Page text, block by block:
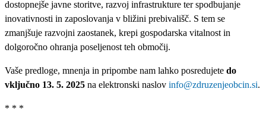
dostopnejše javne storitve, razvoj infrastrukture ter spodbujanje
inovativnosti in zaposlovanja v bližini prebivališč. S tem se
zmanjšuje razvojni zaostanek, krepi gospodarska vitalnost in
dolgoročno ohranja poseljenost teh območij.
Vaše predloge, mnenja in pripombe nam lahko posredujete do
vključno 13. 5. 2025 na elektronski naslov info@zdruzenjeobcin.si.
* * *